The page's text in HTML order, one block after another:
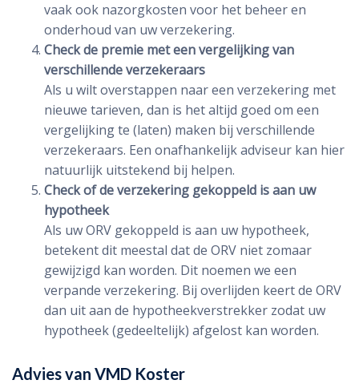
vaak ook nazorgkosten voor het beheer en
onderhoud van uw verzekering.
Check de premie met een vergelijking van
verschillende verzekeraars
Als u wilt overstappen naar een verzekering met
nieuwe tarieven, dan is het altijd goed om een
vergelijking te (laten) maken bij verschillende
verzekeraars. Een onafhankelijk adviseur kan hier
natuurlijk uitstekend bij helpen.
Check of de verzekering gekoppeld is aan uw
hypotheek
Als uw ORV gekoppeld is aan uw hypotheek,
betekent dit meestal dat de ORV niet zomaar
gewijzigd kan worden. Dit noemen we een
verpande verzekering. Bij overlijden keert de ORV
dan uit aan de hypotheekverstrekker zodat uw
hypotheek (gedeeltelijk) afgelost kan worden.
Advies van VMD Koster